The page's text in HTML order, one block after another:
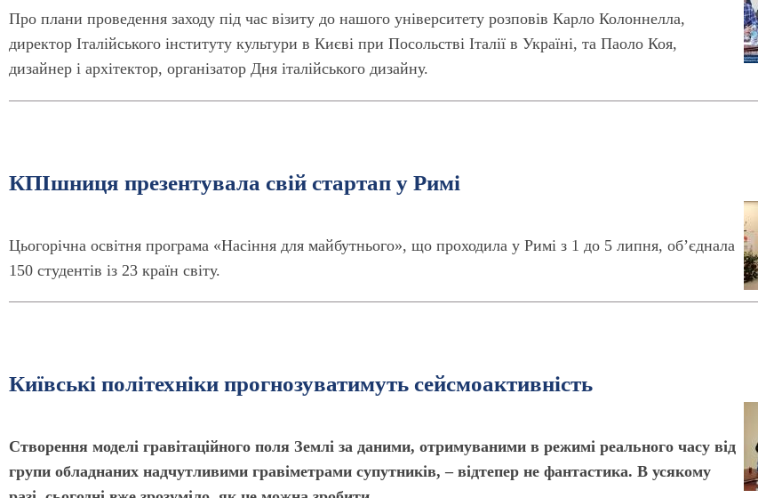
Про плани проведення заходу під час візиту до нашого університету розповів Карло Колоннелла,
директор Італійського інституту культури в Києві при Посольстві Італії в Україні, та Паоло Коя,
дизайнер і архітектор, організатор Дня італійського дизайну.
КПІшниця презентувала свій стартап у Римі
Цьогорічна освітня програма «Насіння для майбутнього», що проходила у Римі з 1 до 5 липня, об’єднала
150 студентів із 23 країн світу.
Київські політехніки прогнозуватимуть сейсмоактивність
Створення моделі гравітаційного поля Землі за даними, отримуваними в режимі реального часу від
групи обладнаних надчутливими гравіметрами супутників, – відтепер не фантастика. В усякому